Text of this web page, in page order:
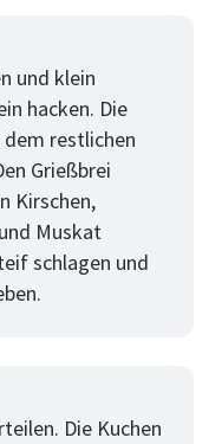
und klein
hacken. Die
restlichen
Grießbrei
Kirschen,
Muskat
schlagen und
Die Kuchen